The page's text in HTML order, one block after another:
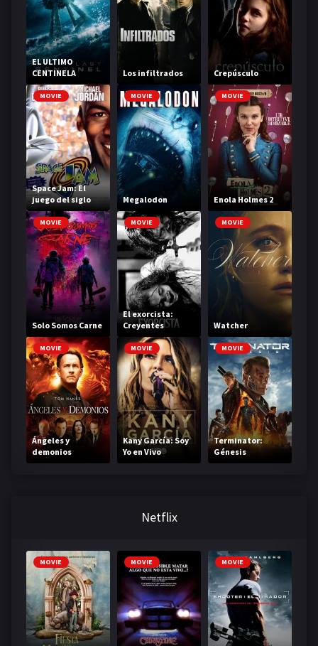
EL ULTIMO
CENTINELA
Los infiltrados Crepúsculo
MOVIE
Space Jam: El
juego del siglo
MOVIE
Megalodon
MOVIE
Enola Holmes 2
MOVIE
Solo Somos Carne
MOVIE
El exorcista:
Creyentes
MOVIE
Watcher
MOVIE
Ángeles y
demonios
MOVIE
Kany García: Soy
Yo en Vivo
MOVIE
Terminator:
Génesis
Netflix
MOVIE MOVIE MOVIE